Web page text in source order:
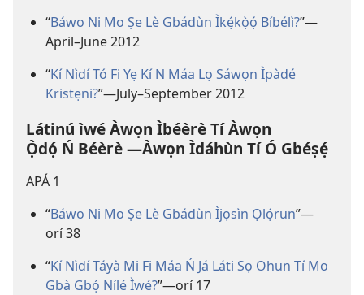
“Báwo Ni Mo Ṣe Lè Gbádùn Ìkẹ́kọ̀ọ́ Bíbélì?”​—
April–June 2012
“Kí Nìdí Tó Fi Yẹ Kí N Máa Lọ Sáwọn Ìpàdé
Kristẹni?”​—July–September 2012
Látinú ìwé Àwọn Ìbéèrè Tí Àwọn
Ọ̀dọ́ Ń Béèrè —Àwọn Ìdáhùn Tí Ó Gbéṣẹ́
APÁ 1
“Báwo Ni Mo Ṣe Lè Gbádùn Ìjọsìn Ọlọ́run”​—
orí 38
“Kí Nìdí Táyà Mi Fi Máa Ń Já Láti Sọ Ohun Tí Mo
Gbà Gbọ́ Nílé Ìwé?”​—orí 17